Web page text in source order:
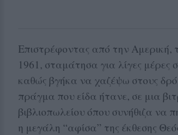
Επιστρέφοντας από την Αμερική,
1961, σταμάτησα για λίγες μέρες
καθώς βγήκα να χαζέψω στους
πράγμα που είδα ήτανε, σε μια
βιβλιοπωλείου όπου συνήθιζα να
η μεγάλη “αφίσα” της έκθεσης